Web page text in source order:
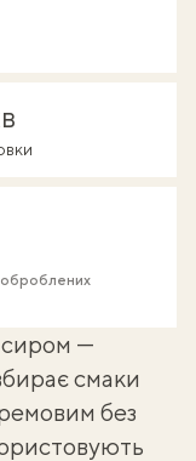
сиром —
смаки
без